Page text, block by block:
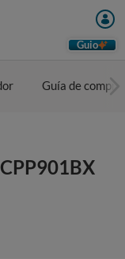
Guio
Guía de compra